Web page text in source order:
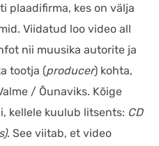
plaadifirma, kes on välja
Viidatud loo video all
nii muusika autorite ja
tootja (producer) kohta,
/ Õunaviks. Kõige
kellele kuulub litsents: CD
. See viitab, et video